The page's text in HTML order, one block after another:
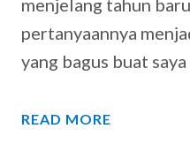
menjelang tahun
pertanyaannya
yang bagus buat
READ MORE